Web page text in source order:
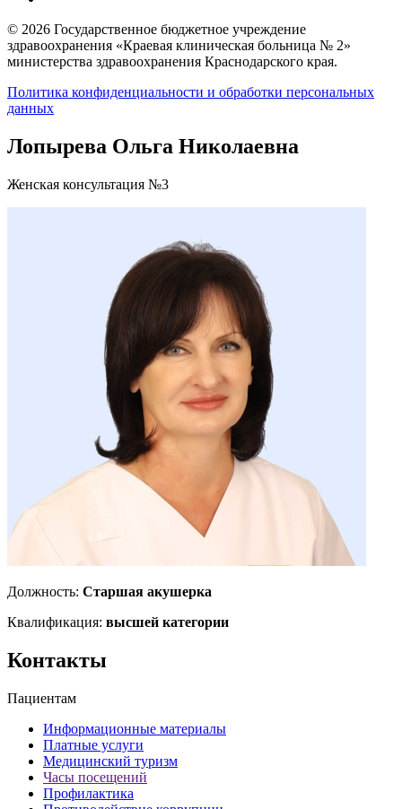
© 2026 Государственное бюджетное учреждение
здравоохранения «Краевая клиническая больница № 2»
министерства здравоохранения Краснодарского края.
Политика конфиденциальности и обработки персональных
данных
Лопырева Ольга Николаевна
Женская консультация №3
Должность: Старшая акушерка
Квалификация: высшей категории
Контакты
Пациентам
Информационные материалы
Платные услуги
Медицинский туризм
Часы посещений
Профилактика